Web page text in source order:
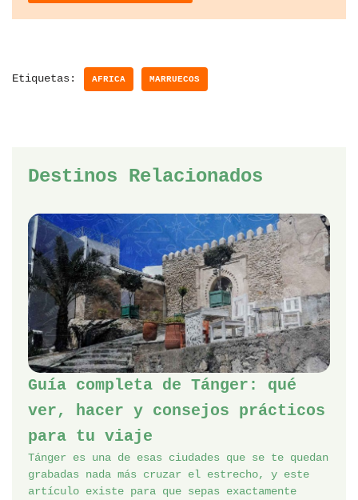
Etiquetas: AFRICA MARRUECOS
Destinos Relacionados
Guía completa de Tánger: qué
ver, hacer y consejos prácticos
para tu viaje
Tánger es una de esas ciudades que se te quedan
grabadas nada más cruzar el estrecho, y este
artículo existe para que sepas exactamente